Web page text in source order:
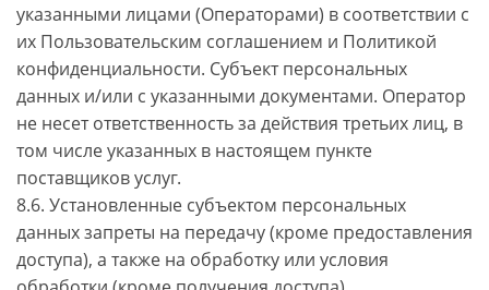
указанными лицами (Операторами) в соответствии с
их Пользовательским соглашением и Политикой
конфиденциальности. Субъект персональных
данных и/или с указанными документами. Оператор
не несет ответственность за действия третьих лиц, в
том числе указанных в настоящем пункте
поставщиков услуг.
8.6. Установленные субъектом персональных
данных запреты на передачу (кроме предоставления
доступа), а также на обработку или условия